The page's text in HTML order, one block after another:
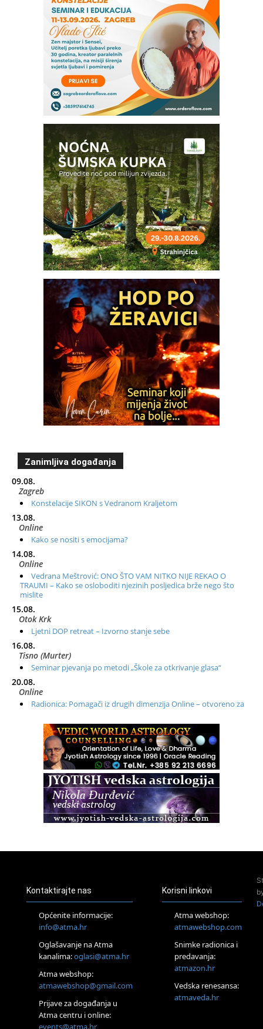
Zanimljiva događanja
09.08.
Zagreb
Konstelacije SIKON s Vedranom Kraljetom
13.08.
Online
Kako se nositi s emocijama?
14.08.
Online
Vedrana Meštrović: ONO ŠTO VAM NITKO NIJE REKAO O
TRAUMI – Kako se osloboditi njezinih posljedica brže nego što
mislite
15.08.
Otok Krk
Ljetni DOP retreat – Izvorno stanje sebe
16.08.
Tisno (Murter)
Seminar pjevanja po metodi „Škole za otkrivanje glasa“
20.08.
Online
Radionica: Pomagači iz drugih dimenzija Online – otvoreno za
Zagreb+Online
Osnovni ThetaHealing® tečaj, Zagreb i Online
Access BARS®, otpusti stres
Access Energetski Facelift®
Tečaj Višeg Vodstva, razvijanja intuicije i Akaša zapisa
25.08.
Upisi u program Profesionalni hipnoterapeut — nova
generacija kreće 25.08. 2026.
Online
Visoko
Alemka Dauskardt – Jednodnevna radionica sistemskih
konstelacija
Kontaktirajte nas
Općenite informacije:
info@atma.hr
Oglašavanje na Atma
kanalima:oglasi@atma.hr
Atma webshop:
atmawebshop@gmail.com
Prijave za događanja u
Atma centru i online:
events@atma.hr
Korisni linkovi
Atma webshop:
atmawebshop.com
Snimke radionica i
predavanja:
atmazon.hr
Vedska renesansa:
atmaveda.hr